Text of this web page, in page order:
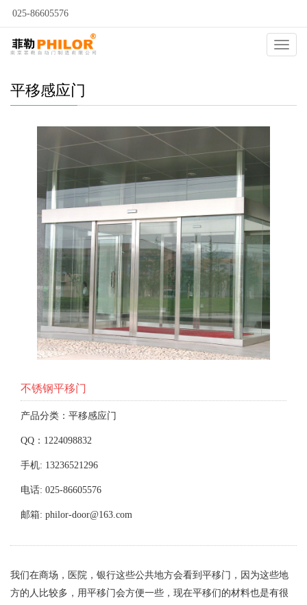
025-86605576
自动门
平移感应门
不锈钢平移门
产品分类：平移感应门
QQ：1224098832
手机: 13236521296
电话: 025-86605576
邮箱: philor-door@163.com
我们在商场，医院，银行这些公共地方会看到平移门，因为这些地
方的人比较多，用平移门会方便一些，现在平移们的材料也是有很